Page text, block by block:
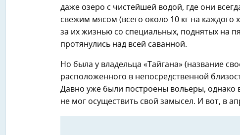
даже озеро с чистейшей водой, где они
свежим мясом (всего около 10 кг на каждого
за их жизнью со специальных, поднятых на
протянулись над всей саванной.
Но была у владельца «Тайгана» (название
расположенного в непосредственной
Давно уже были построены вольеры, однако
не мог осуществить свой замысел. И вот, в